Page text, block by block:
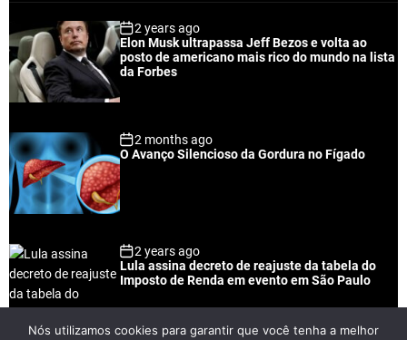
u
a
r
e
n
t
e
e
2 years ago
Elon Musk ultrapassa Jeff Bezos e volta ao
posto de americano mais rico do mundo na lista
da Forbes
2 months ago
O Avanço Silencioso da Gordura no Fígado
2 years ago
Lula assina decreto de reajuste da tabela do
Imposto de Renda em evento em São Paulo
Nós utilizamos cookies para garantir que você tenha a melhor